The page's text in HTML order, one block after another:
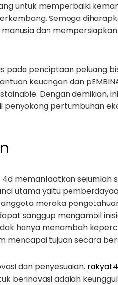
untuk memperbaiki
Semoga
dan
pada penciptaan peluang
keuangan dan
Dengan demikian,
penyokong pertumbuhan
memanfaatkan sejumlah
utama yaitu
mereka
sanggup mengambil
hanya menambah
mencapai tujuan secara
dan penyesuaian.
berinovasi adalah